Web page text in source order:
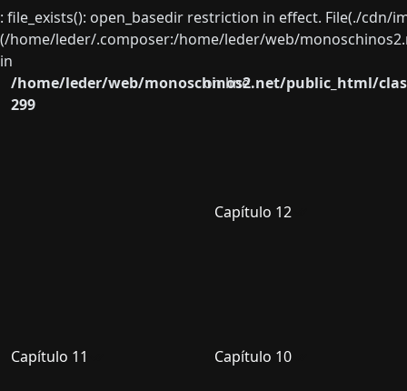
: file_exists(): open_basedir restriction in effect. File(./
(/home/leder/.composer:/home/leder/web/
in
/home/leder/web/monoschinos2.net/public_html/
on line
299
Capítulo 12
Capítulo 11 Capítulo 10